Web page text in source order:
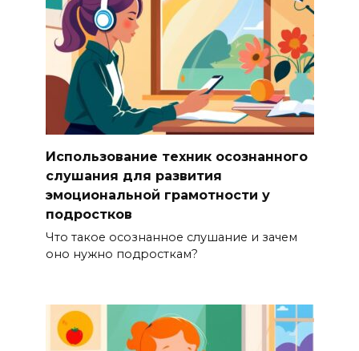
Использование техник осознанного
слушания для развития
эмоциональной грамотности у
подростков
Что такое осознанное слушание и зачем
оно нужно подросткам?